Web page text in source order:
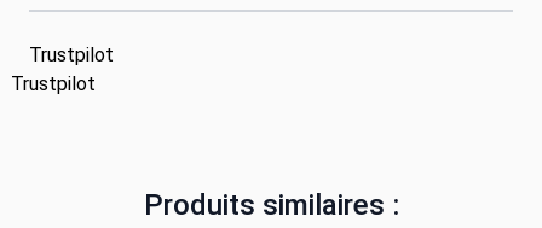
Trustpilot
Trustpilot
Produits similaires :